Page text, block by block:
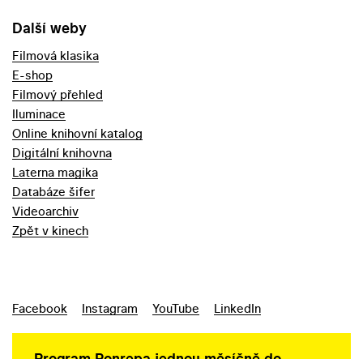
Další weby
Filmová klasika
E-shop
Filmový přehled
Iluminace
Online knihovní katalog
Digitální knihovna
Laterna magika
Databáze šifer
Videoarchiv
Zpět v kinech
Facebook Instagram YouTube LinkedIn